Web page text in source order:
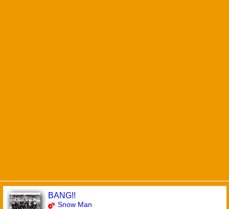
BANG!!
Snow Man